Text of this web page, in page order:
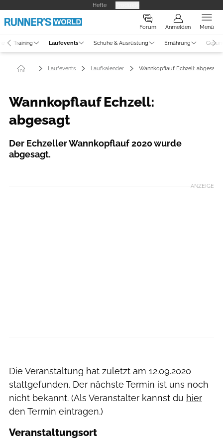
Hefte
Forum Anmelden Menü
Training Laufevents Schuhe & Ausrüstung Ernährung
Laufevents Laufkalender Wannkopflauf Echzell: abgesagt
Wannkopflauf Echzell:
abgesagt
Der Echzeller Wannkopflauf 2020 wurde
abgesagt.
ANZEIGE
Die Veranstaltung hat zuletzt am 12.09.2020
stattgefunden. Der nächste Termin ist uns noch
nicht bekannt. (Als Veranstalter kannst du hier
den Termin eintragen.)
Veranstaltungsort